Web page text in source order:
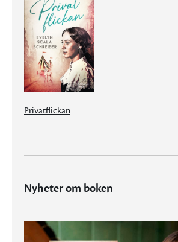
Privatflickan
Nyheter om boken